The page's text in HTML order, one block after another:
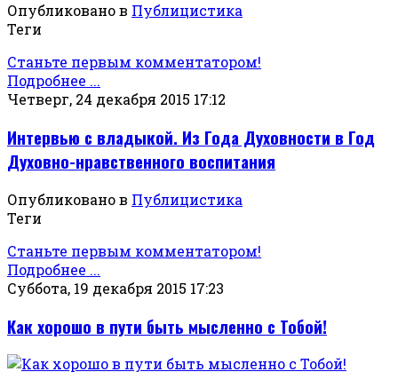
Опубликовано в Публицистика
Теги
Станьте первым комментатором!
Подробнее ...
Четверг, 24 декабря 2015 17:12
Интервью с владыкой. Из Года Духовности в Год
Духовно-нравственного воспитания
Опубликовано в Публицистика
Теги
Станьте первым комментатором!
Подробнее ...
Суббота, 19 декабря 2015 17:23
Как хорошо в пути быть мысленно с Тобой!